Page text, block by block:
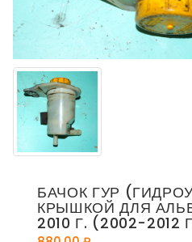
БАЧОК ГУР
КРЫШКОЙ ДЛЯ
2010 Г. (2002-2012